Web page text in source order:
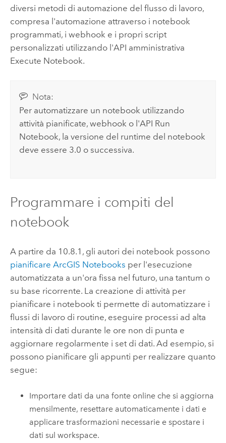
diversi metodi di automazione del flusso di lavoro,
compresa l'automazione attraverso i notebook
programmati, i webhook e i propri script
personalizzati utilizzando l'API amministrativa
Execute Notebook.
Nota:
Per automatizzare un notebook utilizzando
attività pianificate, webhook o l'API Run
Notebook, la versione del runtime del notebook
deve essere 3.0 o successiva.
Programmare i compiti del
notebook
A partire da 10.8.1, gli autori dei notebook possono
pianificare ArcGIS Notebooks per l'esecuzione
automatizzata a un'ora fissa nel futuro, una tantum o
su base ricorrente. La creazione di attività per
pianificare i notebook ti permette di automatizzare i
flussi di lavoro di routine, eseguire processi ad alta
intensità di dati durante le ore non di punta e
aggiornare regolarmente i set di dati. Ad esempio, si
possono pianificare gli appunti per realizzare quanto
segue:
Importare dati da una fonte online che si aggiorna
mensilmente, resettare automaticamente i dati e
applicare trasformazioni necessarie e spostare i
dati sul workspace.